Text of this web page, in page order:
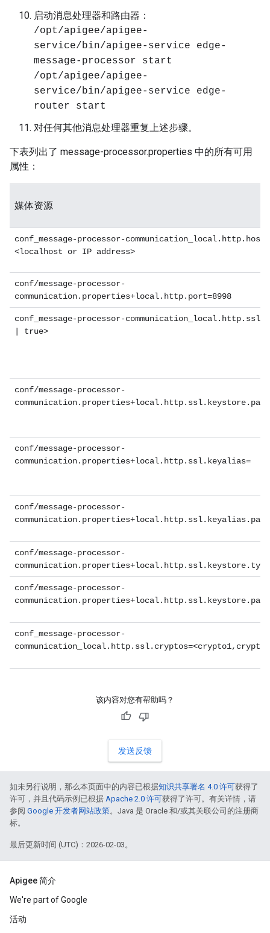
启动消息处理器和路由器：
/opt/apigee/apigee-
service/bin/apigee-service edge-
message-processor start
/opt/apigee/apigee-
service/bin/apigee-service edge-
router start
对任何其他消息处理器重复上述步骤。
下表列出了 message-processor.properties 中的所有可用
属性：
媒体资源
conf_message-processor-communication_local.http.host=
<localhost or IP address>
conf/message-processor-
communication.properties+local.http.port=8998
conf_message-processor-
| true>
conf/message-processor-
conf/message-processor-
communication.properties+local.http.ssl.keyalias=
conf/message-processor-
conf/message-processor-
conf/message-processor-
conf_message-processor-
该内容对您有帮助吗？
发送反馈
如未另行说明，那么本页面中的内容已根据知识共享署名 4.0 许可获得了
许可，并且代码示例已根据 Apache 2.0 许可获得了许可。有关详情，请
参阅 Google 开发者网站政策。Java 是 Oracle 和/或其关联公司的注册商
标。
最后更新时间 (UTC)：2026-02-03。
Apigee 简介
We're part of Google
活动